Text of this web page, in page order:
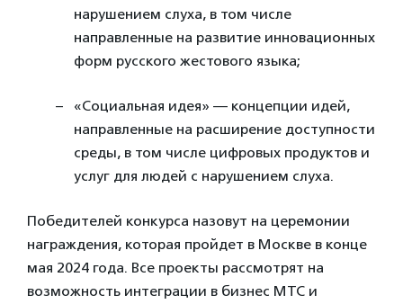
нарушением слуха, в том числе
направленные на развитие инновационных
форм русского жестового языка;
«Социальная идея» — концепции идей,
направленные на расширение доступности
среды, в том числе цифровых продуктов и
услуг для людей с нарушением слуха.
Победителей конкурса назовут на церемонии
награждения, которая пройдет в Москве в конце
мая 2024 года. Все проекты рассмотрят на
возможность интеграции в бизнес МТС и